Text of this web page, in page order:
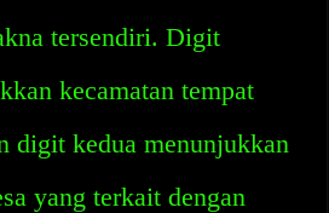
tersendiri. Digit
kecamatan tempat
digit kedua menunjukkan
yang terkait dengan